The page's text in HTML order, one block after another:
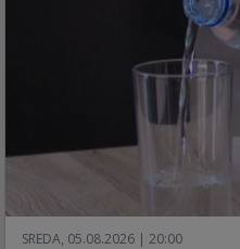
SREDA, 05.08.2026 | 20:00